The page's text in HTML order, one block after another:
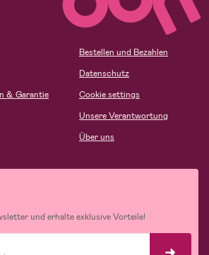
& Garantie
Bestellen und Bezahlen
Datenschutz
Cookie settings
Unsere Verantwortung
Über uns
und erhalte exklusive Vorteile!